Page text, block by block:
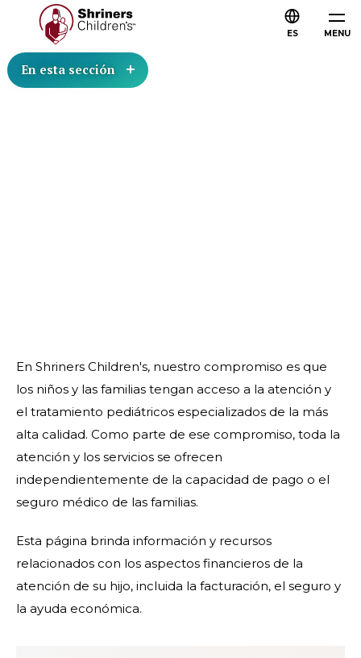
MENU
ES
En esta sección
En Shriners Children's, nuestro compromiso es que
los niños y las familias tengan acceso a la atención y
el tratamiento pediátricos especializados de la más
alta calidad. Como parte de ese compromiso, toda la
atención y los servicios se ofrecen
independientemente de la capacidad de pago o el
seguro médico de las familias.
Esta página brinda información y recursos
relacionados con los aspectos financieros de la
atención de su hijo, incluida la facturación, el seguro y
la ayuda económica.